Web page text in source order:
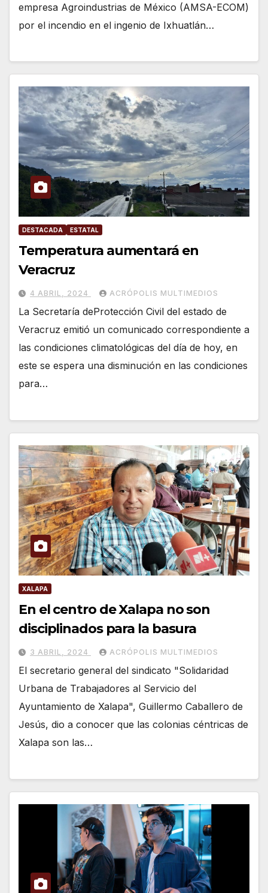
empresa Agroindustrias de México (AMSA-ECOM)
por el incendio en el ingenio de Ixhuatlán…
DESTACADA ESTATAL
Temperatura aumentará en
Veracruz
4 ABRIL, 2024 ACRÓPOLIS MULTIMEDIOS
La Secretaría deProtección Civil del estado de
Veracruz emitió un comunicado correspondiente a
las condiciones climatológicas del día de hoy, en
este se espera una disminución en las condiciones
para…
XALAPA
En el centro de Xalapa no son
disciplinados para la basura
3 ABRIL, 2024 ACRÓPOLIS MULTIMEDIOS
El secretario general del sindicato "Solidaridad
Urbana de Trabajadores al Servicio del
Ayuntamiento de Xalapa", Guillermo Caballero de
Jesús, dio a conocer que las colonias céntricas de
Xalapa son las…